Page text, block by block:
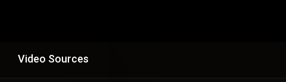
Video Sources